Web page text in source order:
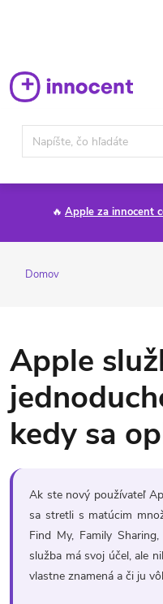
🔥 Apple za innocent
Domov
Apple
kedy sa
Ak ste nový používateľ
sa stretli s matúcim
Find My, Family
služba má svoj účel, ale
vlastne znamená a či ju